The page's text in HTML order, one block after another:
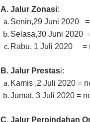
A. Jalur Zonasi:
Senin,29 Juni 2020
Selasa,30 Juni 2020
Rabu, 1 Juli 2020 =
B. Jalur Prestasi:
Kamis ,2 Juli 2020 =
Jumat, 3 Juli 2020 =
C. Jalur Perpindahan